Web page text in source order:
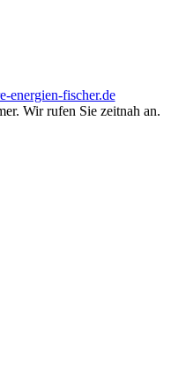
energien-fischer.de
Wir rufen Sie zeitnah an.